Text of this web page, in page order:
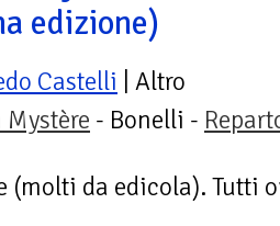
edizione)
Castelli | Altro
- Bonelli -
(molti da edicola). Tutti